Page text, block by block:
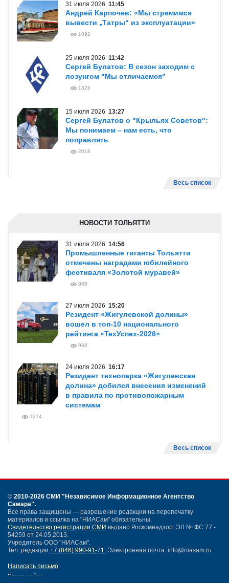
31 июля 2026 11:45
Андрей Карпочев: «Мы стремимся
вывести „Татры“ из эксплуатации»
1092
25 июля 2026 11:42
Сергей Булатов: В сезон заходим с
лозунгом "Мы отличаемся"
1828
15 июля 2026 13:27
Сергей Булатов о "Крыльях Советов":
Мы понимаем – нам есть, что
поправлять
2018
Весь список
НОВОСТИ ТОЛЬЯТТИ
31 июля 2026 14:56
Промышленные гиганты Тольятти
отмечены наградами юбилейного
фестиваля «Золотой муравей»
985
27 июля 2026 15:20
Резидент «Жигулевской долины»
вошел в топ-10 национального
рейтинга «ТехУспех-2026»
988
24 июля 2026 16:17
Резидент технопарка «Жигулевская
долина» добился внесения изменений
в правила по противопожарным
системам
1214
Весь список
© 2010-2026 СМИ "Независимое Информационное Агентство
Самара".
Все права защищены — разрешение редакции на перепечатку
материалов и ссылка на "НИАСам" обязательны.
Свидетельство регистрации СМИ выдано Роскомнадзор: ЭЛ № ФС 77 -
54259 от 24.05.2013.
Учредитель ООО "НИАСам".
Тел. редакции +7 (846) 990-91-71. Электронная почта: info@niasam.ru
Написать письмо
Карта сайта